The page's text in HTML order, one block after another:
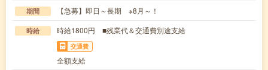
期間 【急募】即日～長期 ※8月～！
時給 時給1800円 ■残業代＆交通費別途支給
交通費
全額支給